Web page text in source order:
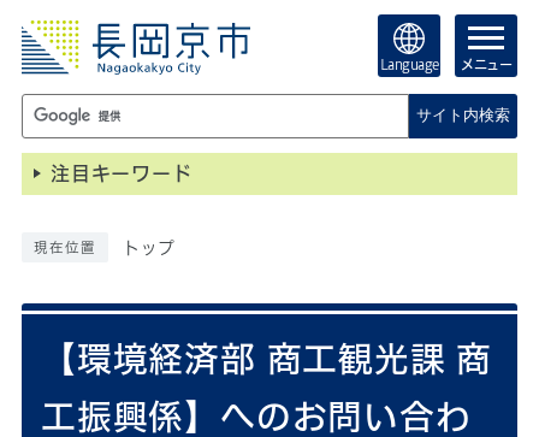
Language メニュー
サイト内検索
注目キーワード
現在位置 トップ
【環境経済部 商工観光課 商
工振興係】へのお問い合わ